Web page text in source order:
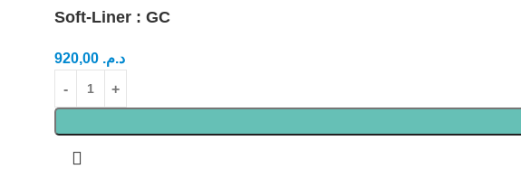
Soft-Liner : GC
د.م.